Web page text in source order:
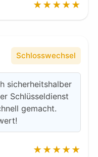
★★★★★
Schlosswechsel
sicherheitshalber
Schlüsseldienst
gemacht.
★★★★★